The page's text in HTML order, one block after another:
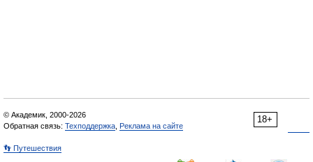
18+
© Академик, 2000-2026
Обратная связь: Техподдержка Реклама на сайте
👣 Путешествия